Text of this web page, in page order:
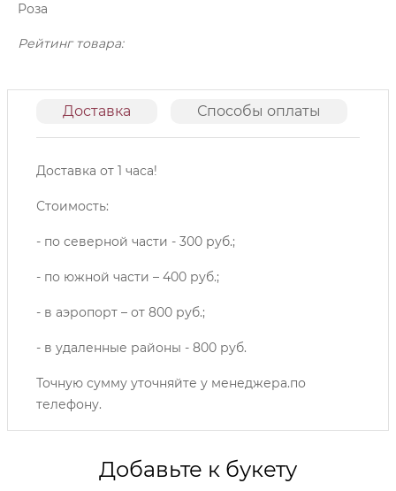
Роза
Рейтинг товара:
Доставка Способы оплаты
Доставка от 1 часа!
Стоимость:
- по северной части - 300 руб.;
- по южной части – 400 руб.;
- в аэропорт – от 800 руб.;
- в удаленные районы - 800 руб.
Точную сумму уточняйте у менеджера.по
телефону.
Добавьте к букету